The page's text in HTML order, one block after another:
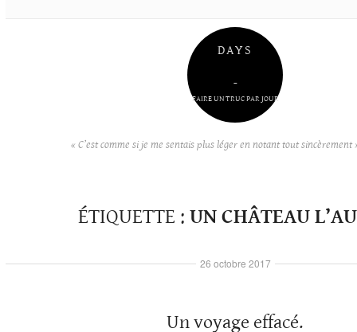
DAYS
–
FAIRE UN TRUC PAR JOUR
« C’est comme si je me sentais plus léger en notant tout sincèrement
ÉTIQUETTE : UN CHÂTEAU
Un voyage effacé.
26 octobre 2017